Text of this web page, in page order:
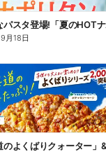
9月18日